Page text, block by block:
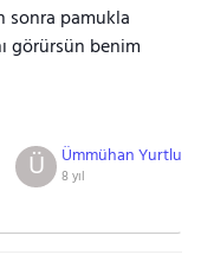
sonra pamukla
görürsün benim
Ümmühan Yurtlu
8 yıl
Ü